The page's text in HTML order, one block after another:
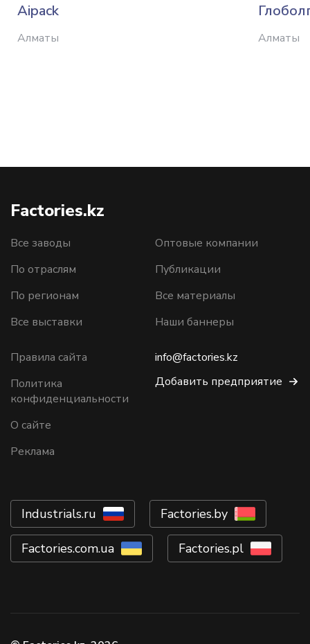
Aipack
Алматы Алматы
Factories.kz
Все заводы
По отраслям
По регионам
Все выставки
Оптовые компании
Публикации
Все материалы
Наши баннеры
Правила сайта
Политика
конфиденциальности
О сайте
Реклама
info@factories.kz
Добавить предприятие
Industrials.ru Factories.by
Factories.com.ua Factories.pl